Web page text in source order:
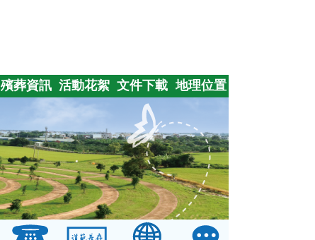
殯葬資訊 活動花絮 文件下載 地理位置